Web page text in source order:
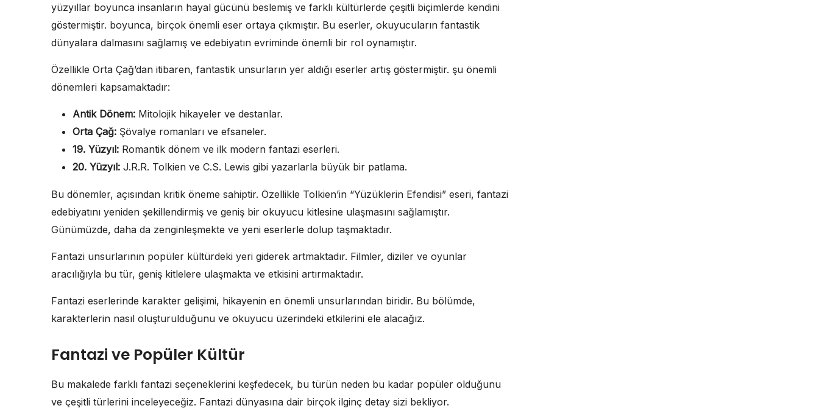
yüzyıllar boyunca insanların hayal gücünü beslemiş ve farklı kültürlerde çeşitli biçimlerde kendini
göstermiştir. boyunca, birçok önemli eser ortaya çıkmıştır. Bu eserler, okuyucuların fantastik
dünyalara dalmasını sağlamış ve edebiyatın evriminde önemli bir rol oynamıştır.
Özellikle Orta Çağ’dan itibaren, fantastik unsurların yer aldığı eserler artış göstermiştir. şu önemli
dönemleri kapsamaktadır:
Antik Dönem: Mitolojik hikayeler ve destanlar.
Orta Çağ: Şövalye romanları ve efsaneler.
19. Yüzyıl: Romantik dönem ve ilk modern fantazi eserleri.
20. Yüzyıl: J.R.R. Tolkien ve C.S. Lewis gibi yazarlarla büyük bir patlama.
Bu dönemler, açısından kritik öneme sahiptir. Özellikle Tolkien’in “Yüzüklerin Efendisi” eseri, fantazi
edebiyatını yeniden şekillendirmiş ve geniş bir okuyucu kitlesine ulaşmasını sağlamıştır.
Günümüzde, daha da zenginleşmekte ve yeni eserlerle dolup taşmaktadır.
Fantazi unsurlarının popüler kültürdeki yeri giderek artmaktadır. Filmler, diziler ve oyunlar
aracılığıyla bu tür, geniş kitlelere ulaşmakta ve etkisini artırmaktadır.
Fantazi eserlerinde karakter gelişimi, hikayenin en önemli unsurlarından biridir. Bu bölümde,
karakterlerin nasıl oluşturulduğunu ve okuyucu üzerindeki etkilerini ele alacağız.
Fantazi ve Popüler Kültür
Bu makalede farklı fantazi seçeneklerini keşfedecek, bu türün neden bu kadar popüler olduğunu
ve çeşitli türlerini inceleyeceğiz. Fantazi dünyasına dair birçok ilginç detay sizi bekliyor.